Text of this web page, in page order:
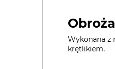
Wykonana z
krętlikiem.